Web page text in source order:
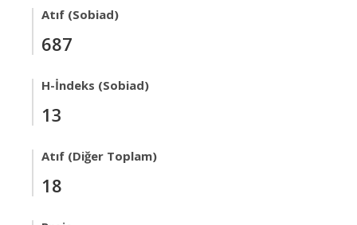
Atıf (Sobiad)
687
H-İndeks (Sobiad)
13
Atıf (Diğer Toplam)
18